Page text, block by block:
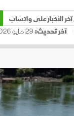
آخر الأخبار على واتساب
آخر تحديث:29 مايو 2026 01:59